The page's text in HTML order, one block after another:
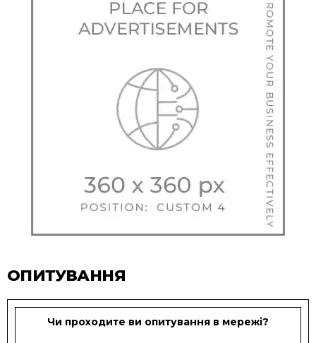
ОПИТУВАННЯ
Чи проходите ви опитування в мережі?